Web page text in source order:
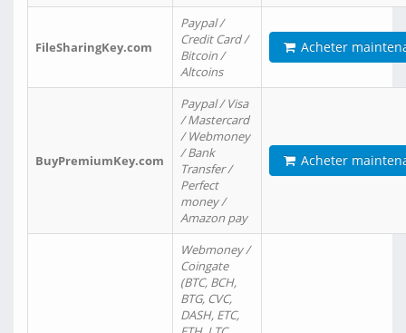
FileSharingKey.com
Paypal /
Credit Card /
Bitcoin /
Altcoins
Acheter
BuyPremiumKey.com
Paypal / Visa
/ Mastercard
/ Webmoney
/ Bank
Transfer /
Perfect
money /
Amazon pay
Acheter
Webmoney /
Coingate
(BTC, BCH,
BTG, CVC,
DASH, ETC,